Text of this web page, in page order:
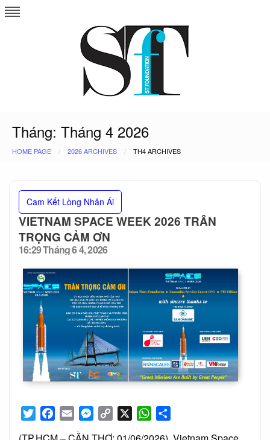
Skip
to
Tháng: Tháng 4 2026
HOME PAGE 2026 ARCHIVES TH4 ARCHIVES
TwitterFacebook
Email Messenger
Copy
WhatsApp
Cam Kết Lòng Nhân Ái
VIETNAM SPACE WEEK 2026 TRÂN
TRỌNG CẢM ƠN
Posted
on
16:29 Tháng 6 4, 2026